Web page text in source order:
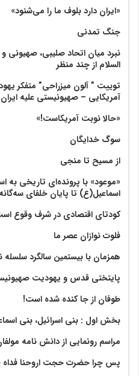
«ایران دارد بلوف ما را می‌شنود»
جنگ تمدنی
نبرد میان اتحاد صلیبی، صهیونی
السلام از چند منظر
توییت ” آلون میزراحی” متفکر
آمریکایی – صهیونیستی علیه ایران
«حالا نوبت آمریکاست!»
سوگ خدایگان
از مسیح تا منجی
«موعود» با پرونده‌ای تاریخی
اسماعیل(ع) تا پایان خلفای سه‌گانه
کودتای اقتصادی در شرف وقوع
فلوت نوازان عصر ما
همزمان با بیستمین سالگرد
پایتختی قدس و یهودیت
طوفان از جا کنده شده است!
بخش اول : بنی اسرائیل، بنی
مراسم رونمایی از دانش نامه
پس چرا حضرت حجت اروحنا فداه